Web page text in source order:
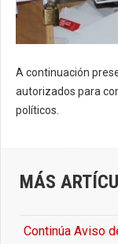
A continuación
autorizados para
políticos.
MÁS
Continúa Aviso